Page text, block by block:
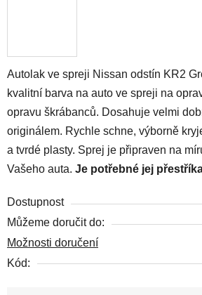
Autolak ve spreji Nissan odstín KR2
kvalitní barva na auto ve spreji na
opravu škrábanců. Dosahuje velmi
originálem. Rychle schne, výborně
a tvrdé plasty. Sprej je připraven na
Vašeho auta. Je potřebné jej
Dostupnost
Můžeme doručit do:
Možnosti doručení
Kód: